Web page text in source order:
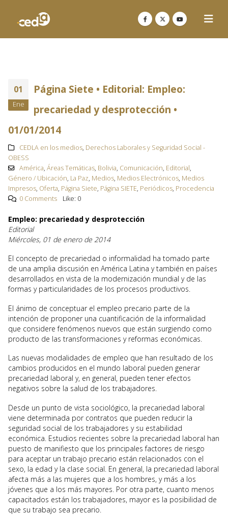
01
Ene
Página Siete • Editorial: Empleo:
precariedad y desprotección •
01/01/2014
CEDLA en los medios, Derechos Laborales y Seguridad Social -
OBESS
América, Áreas Temáticas, Bolivia, Comunicación, Editorial,
Género / Ubicación, La Paz, Medios, Medios Electrónicos, Medios
Impresos, Oferta, Página Siete, Página SIETE, Periódicos, Procedencia
0 Comments
Like: 0
Empleo: precariedad y desprotección
Editorial
Miércoles, 01 de enero de 2014
El concepto de precariedad o informalidad ha tomado parte
de una amplia discusión en América Latina y también en países
desarrollados en vista de la modernización mundial y de las
formas y particularidades de los procesos productivos.
El ánimo de conceptuar el empleo precario parte de la
intención de proponer una cuantificación de la informalidad
que considere fenómenos nuevos que están surgiendo como
producto de las transformaciones y reformas económicas.
Las nuevas modalidades de empleo que han resultado de los
cambios producidos en el mundo laboral pueden generar
precariedad laboral y, en general, pueden tener efectos
negativos sobre la salud de los trabajadores.
Desde un punto de vista sociológico, la precariedad laboral
viene determinada por contratos que pueden reducir la
seguridad social de los trabajadores y su estabilidad
económica. Estudios recientes sobre la precariedad laboral han
puesto de manifiesto que los principales factores de riesgo
para aceptar un trabajo precario están relacionados con el
sexo, la edad y la clase social. En general, la precariedad laboral
afecta más a las mujeres que a los hombres, y más a los
jóvenes que a los más mayores. Por otra parte, cuanto menos
capacitados están los trabajadores, mayor es la posibilidad de
que su trabajo sea precario.